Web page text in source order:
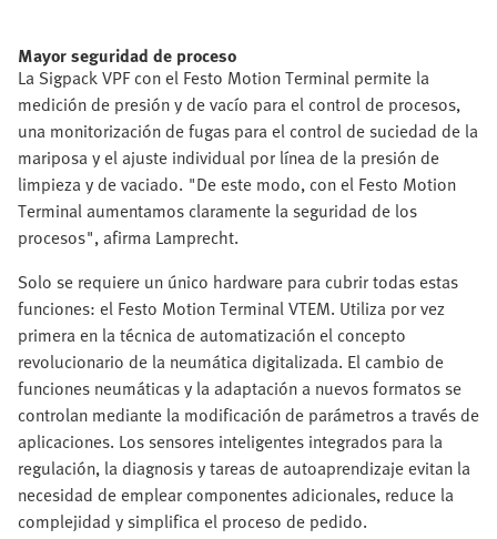
Mayor seguridad de proceso
La Sigpack VPF con el Festo Motion Terminal permite la
medición de presión y de vacío para el control de procesos,
una monitorización de fugas para el control de suciedad de la
mariposa y el ajuste individual por línea de la presión de
limpieza y de vaciado. "De este modo, con el Festo Motion
Terminal aumentamos claramente la seguridad de los
procesos", afirma Lamprecht.
Solo se requiere un único hardware para cubrir todas estas
funciones: el Festo Motion Terminal VTEM. Utiliza por vez
primera en la técnica de automatización el concepto
revolucionario de la neumática digitalizada. El cambio de
funciones neumáticas y la adaptación a nuevos formatos se
controlan mediante la modificación de parámetros a través de
aplicaciones. Los sensores inteligentes integrados para la
regulación, la diagnosis y tareas de autoaprendizaje evitan la
necesidad de emplear componentes adicionales, reduce la
complejidad y simplifica el proceso de pedido.